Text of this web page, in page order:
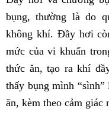
bụng, thường là do
không khí. Đầy hơi
mức của vi khuẩn
thức ăn, tạo ra khí
thấy bụng mình
ăn, kèm theo cảm giác